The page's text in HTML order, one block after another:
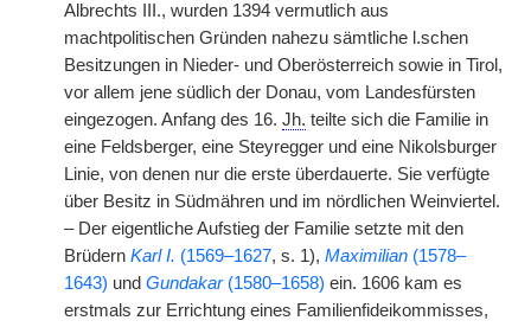
Albrechts III., wurden 1394 vermutlich aus
machtpolitischen Gründen nahezu sämtliche l.schen
Besitzungen in Nieder- und Oberösterreich sowie in Tirol,
vor allem jene südlich der Donau, vom Landesfürsten
eingezogen. Anfang des 16. Jh. teilte sich die Familie in
eine Feldsberger, eine Steyregger und eine Nikolsburger
Linie, von denen nur die erste überdauerte. Sie verfügte
über Besitz in Südmähren und im nördlichen Weinviertel.
– Der eigentliche Aufstieg der Familie setzte mit den
Brüdern Karl I. (1569–1627, s. 1), Maximilian (1578–
1643) und Gundakar(1580–1658) ein. 1606 kam es
erstmals zur Errichtung eines Familienfideikommisses,